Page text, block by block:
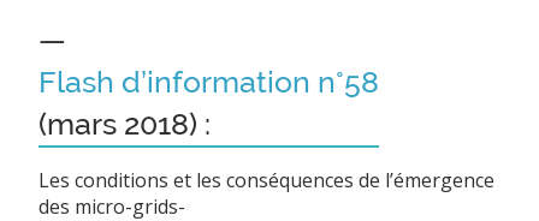
—
Flash d’information n°58
(mars 2018) :
Les conditions et les conséquences de l’émergence
des micro-grids-